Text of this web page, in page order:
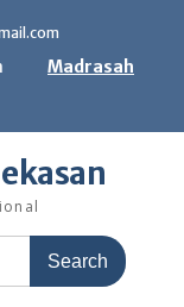
Madrasah